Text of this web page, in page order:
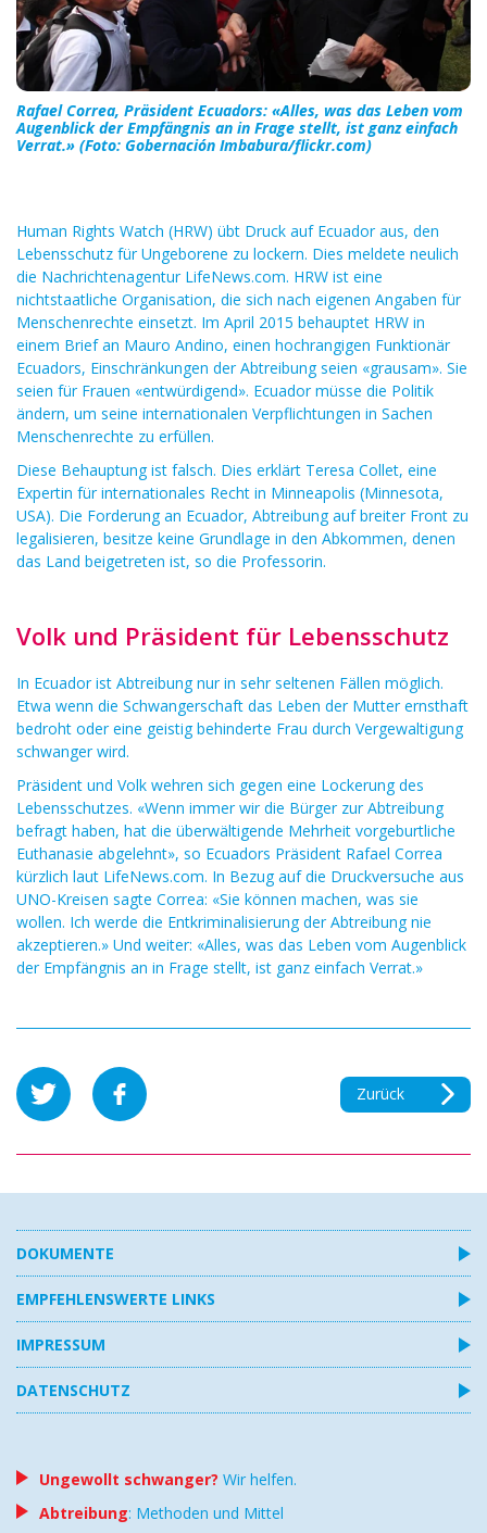
Rafael Correa, Präsident Ecuadors: «Alles, was das Leben vom
Augenblick der Empfängnis an in Frage stellt, ist ganz einfach
Verrat.» (Foto: Gobernación Imbabura/flickr.com)
Human Rights Watch (HRW) übt Druck auf Ecuador aus, den
Lebensschutz für Ungeborene zu lockern. Dies meldete neulich
die Nachrichtenagentur LifeNews.com. HRW ist eine
nichtstaatliche Organisation, die sich nach eigenen Angaben für
Menschenrechte einsetzt. Im April 2015 behauptet HRW in
einem Brief an Mauro Andino, einen hochrangigen Funktionär
Ecuadors, Einschränkungen der Abtreibung seien «grausam». Sie
seien für Frauen «entwürdigend». Ecuador müsse die Politik
ändern, um seine internationalen Verpflichtungen in Sachen
Menschenrechte zu erfüllen.
Diese Behauptung ist falsch. Dies erklärt Teresa Collet, eine
Expertin für internationales Recht in Minneapolis (Minnesota,
USA). Die Forderung an Ecuador, Abtreibung auf breiter Front zu
legalisieren, besitze keine Grundlage in den Abkommen, denen
das Land beigetreten ist, so die Professorin.
Volk und Präsident für Lebensschutz
In Ecuador ist Abtreibung nur in sehr seltenen Fällen möglich.
Etwa wenn die Schwangerschaft das Leben der Mutter ernsthaft
bedroht oder eine geistig behinderte Frau durch Vergewaltigung
schwanger wird.
Präsident und Volk wehren sich gegen eine Lockerung des
Lebensschutzes. «Wenn immer wir die Bürger zur Abtreibung
befragt haben, hat die überwältigende Mehrheit vorgeburtliche
Euthanasie abgelehnt», so Ecuadors Präsident Rafael Correa
kürzlich laut LifeNews.com. In Bezug auf die Druckversuche aus
UNO-Kreisen sagte Correa: «Sie können machen, was sie
wollen. Ich werde die Entkriminalisierung der Abtreibung nie
akzeptieren.» Und weiter: «Alles, was das Leben vom Augenblick
der Empfängnis an in Frage stellt, ist ganz einfach Verrat.»
Zurück
DOKUMENTE
EMPFEHLENSWERTE LINKS
IMPRESSUM
DATENSCHUTZ
Ungewollt schwanger? Wir helfen.
Abtreibung: Methoden und Mittel